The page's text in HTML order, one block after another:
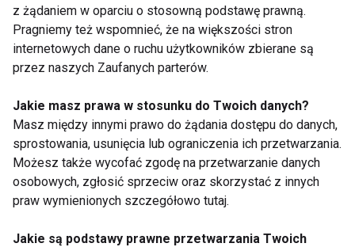
szczególnie jego lędźwiowego odcinka,
wykonywane na piłce jest jeszcze bardziej
skuteczne. Kładziemy się tyłem na piłce, stopy
rozstawiamy na szerokość bioder. Dodatkowo,
wykonując powolne ruchy okrężne biodrami,
możemy zastosować automasaż lędźwiowej okolicy
naszego kręgosłupa. Po kilku minutach takiego
zabiegu wszyscy czują się zrelaksowani. W tej
pozycji mamy jednoczesny stretching dla często
przykurczonych mięśni piersiowych.
z żądaniem w oparciu o stosowną podstawę prawną.
Pragniemy też wspomnieć, że na większości stron
internetowych dane o ruchu użytkowników zbierane są
przez naszych Zaufanych parterów.
Jakie masz prawa w stosunku do Twoich danych?
Masz między innymi prawo do żądania dostępu do danych,
sprostowania, usunięcia lub ograniczenia ich przetwarzania.
Możesz także wycofać zgodę na przetwarzanie danych
osobowych, zgłosić sprzeciw oraz skorzystać z innych
praw wymienionych szczegółowo tutaj.
Jakie są podstawy prawne przetwarzania Twoich